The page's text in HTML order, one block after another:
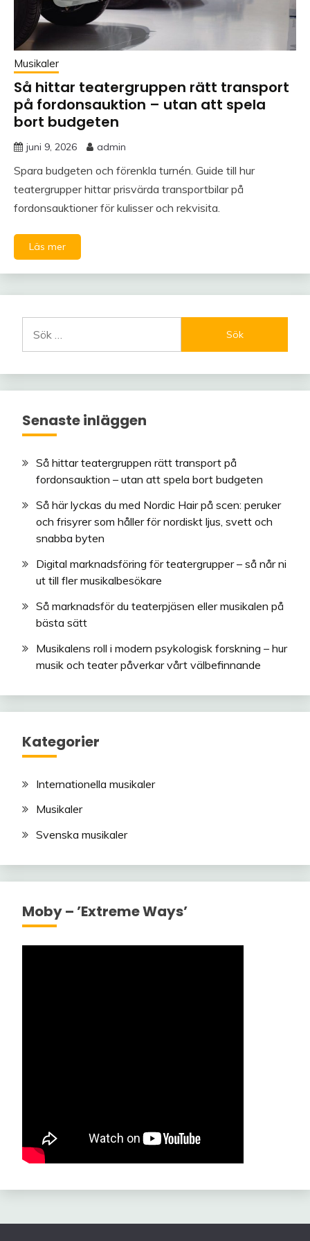
Musikaler
Så hittar teatergruppen rätt transport
på fordonsauktion – utan att spela
bort budgeten
juni 9, 2026 admin
Spara budgeten och förenkla turnén. Guide till hur
teatergrupper hittar prisvärda transportbilar på
fordonsauktioner för kulisser och rekvisita.
Läs mer
efter:
Senaste inläggen
Så hittar teatergruppen rätt transport på
fordonsauktion – utan att spela bort budgeten
Så här lyckas du med Nordic Hair på scen: peruker
och frisyrer som håller för nordiskt ljus, svett och
snabba byten
Digital marknadsföring för teatergrupper – så når ni
ut till fler musikalbesökare
Så marknadsför du teaterpjäsen eller musikalen på
bästa sätt
Musikalens roll i modern psykologisk forskning – hur
musik och teater påverkar vårt välbefinnande
Kategorier
Internationella musikaler
Musikaler
Svenska musikaler
Moby – ’Extreme Ways’